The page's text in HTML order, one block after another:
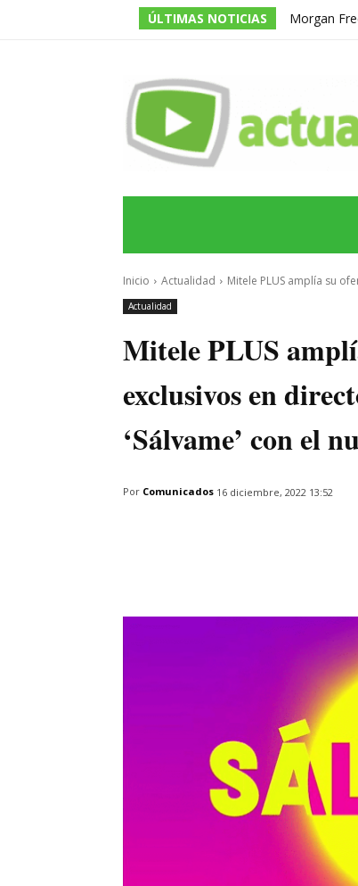
ÚLTIMAS NOTICIAS
Morgan
Inicio Actualidad Mitele PLUS amplía su
Actualidad
Mitele PLUS
exclusivos en
‘Sálvame’ con el
Por Comunicados 16 diciembre, 2022 13:52